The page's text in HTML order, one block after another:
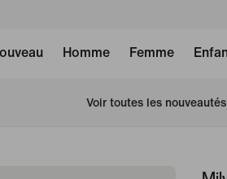
Homme Femme
Voir toutes les nouveautés